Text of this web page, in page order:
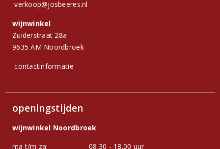
verkoop@josbeeres.nl
wijnwinkel
Zuiderstraat 28a
9635 AM Noordbroek
contactinformatie
openingstijden
wijnwinkel Noordbroek
ma t/m za:
08.30 - 18.00 uur